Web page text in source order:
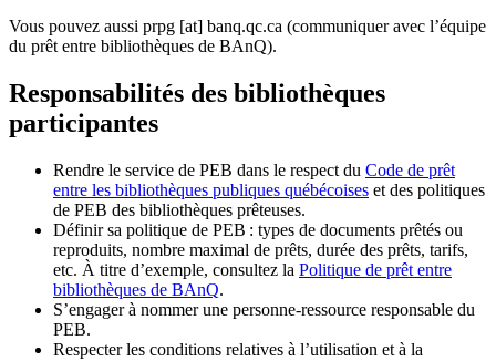
Vous pouvez aussi prpg [at] banq.qc.ca (communiquer avec l’équipe
du prêt entre bibliothèques de BAnQ).
Responsabilités des bibliothèques
participantes
Rendre le service de PEB dans le respect du Code de prêt
entre les bibliothèques publiques québécoises et des politiques
de PEB des bibliothèques prêteuses.
Définir sa politique de PEB : types de documents prêtés ou
reproduits, nombre maximal de prêts, durée des prêts, tarifs,
etc. À titre d’exemple, consultez la Politique de prêt entre
bibliothèques de BAnQ.
S’engager à nommer une personne-ressource responsable du
PEB.
Respecter les conditions relatives à l’utilisation et à la